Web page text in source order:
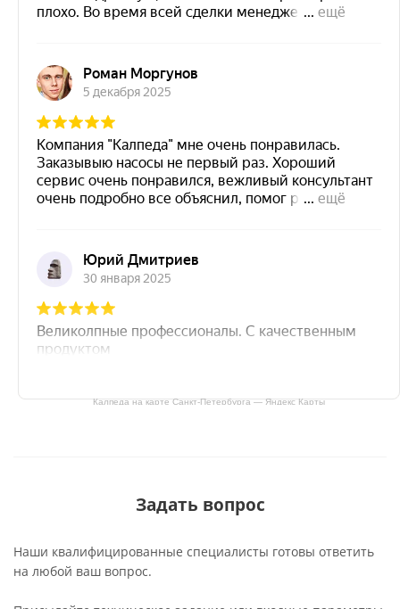
Калпеда на карте Санкт‑Петербурга — Яндекс Карты
Задать вопрос
Наши квалифицированные специалисты готовы ответить
на любой ваш вопрос.